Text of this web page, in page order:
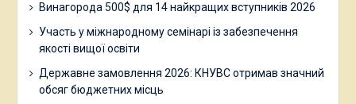
Винагорода 500$ для 14 найкращих вступників 2026
Участь у міжнародному семінарі із забезпечення
якості вищої освіти
Державне замовлення 2026: КНУВС отримав значний
обсяг бюджетних місць